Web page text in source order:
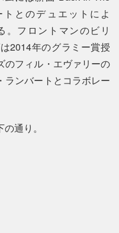
とのデュエットによ
。フロントマンのビリ
2014年のグラミー賞授
のフィル・エヴァリーの
ランバートとコラボレー
通り。